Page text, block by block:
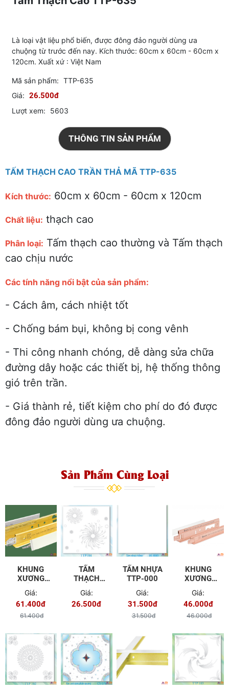
Là loại vật liệu phổ biến, được đông đảo người dùng ưa
chuộng từ trước đến nay. Kích thước: 60cm x 60cm - 60cm x
120cm. Xuất xứ : Việt Nam
Mã sản phẩm: TTP-635
Giá: 26.500đ
Lượt xem: 5603
THÔNG TIN SẢN PHẨM
TẤM THẠCH CAO TRẦN THẢ MÃ TTP-635
Kích thước: 60cm x 60cm - 60cm x 120cm
Chất liệu: thạch cao
Phân loại: Tấm thạch cao thường và Tấm thạch
cao chịu nước
Các tính năng nổi bật của sản phẩm:
- Cách âm, cách nhiệt tốt
- Chống bám bụi, không bị cong vênh
- Thi công nhanh chóng, dễ dàng sửa chữa
đường dây hoặc các thiết bị, hệ thống thông
gió trên trần.
- Giá thành rẻ, tiết kiệm cho phí do đó được
đông đảo người dùng ưa chuộng.
Sản Phẩm Cùng Loại
KHUNG
XƯƠNG
TƯỜNG
Giá:
61.400đ
61.400đ
TẤM
THẠCH
101
Giá:
26.500đ
TẤM NHỰA
TTP-000
Giá:
31.500đ
31.500đ
KHUNG
XƯƠNG
(HIỆP VĨNH
PHÚ)
Giá:
46.000đ
46.000đ